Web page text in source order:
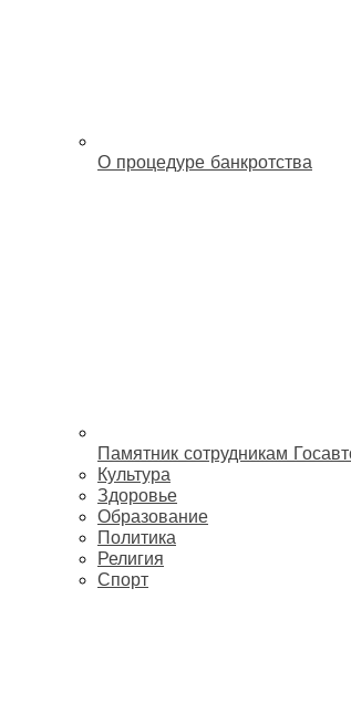
О процедуре банкротства
Памятник сотрудникам
Культура
Здоровье
Образование
Политика
Религия
Спорт